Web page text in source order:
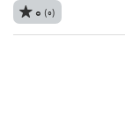
0 (0)